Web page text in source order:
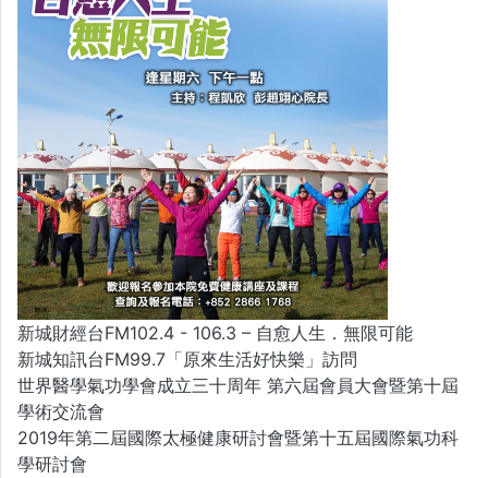
新城財經台FM102.4 - 106.3 – 自愈人生．無限可能
新城知訊台FM99.7「原來生活好快樂」訪問
世界醫學氣功學會成立三十周年 第六屆會員大會暨第十屆
學術交流會
2019年第二屆國際太極健康研討會暨第十五屆國際氣功科
學研討會